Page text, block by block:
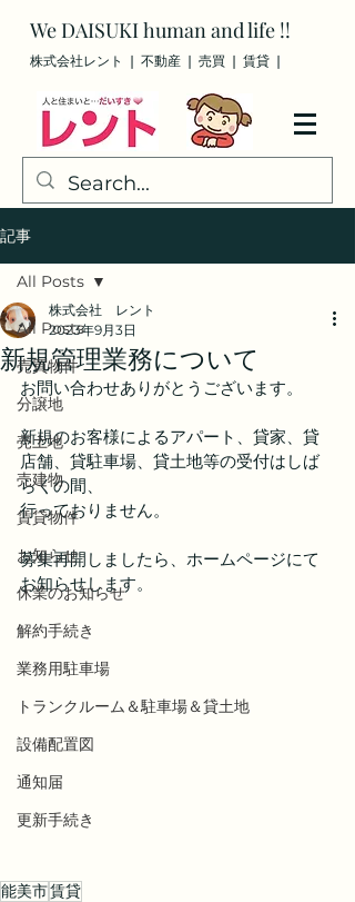
We DAISUKIhuman and life !!
株式会社レント ❘ 不動産 ❘ 売買 ❘ 賃貸 ❘
記事
All Posts
売買物件
分譲地
売土地
売建物
賃貸物件
お知らせ
休業のお知らせ
解約手続き
業務用駐車場
トランクルーム＆駐車場＆貸土地
設備配置図
通知届
更新手続き
All Posts
新規管理業務について
株式会社 レント
2023年9月3日
お問い合わせありがとうございます。
新規のお客様によるアパート、貸家、貸
店舗、貸駐車場、貸土地等の受付はしば
らくの間、
行っておりません。
募集再開しましたら、ホームページにて
お知らせします。
能美市賃貸